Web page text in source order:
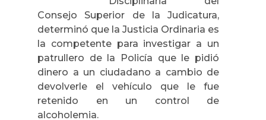
Consejo Superior de la Judicatura,
determinó que la Justicia Ordinaria es
la competente para investigar a un
patrullero de la Policía que le pidió
dinero a un ciudadano a cambio de
devolverle el vehículo que le fue
retenido en un control de
alcoholemia.